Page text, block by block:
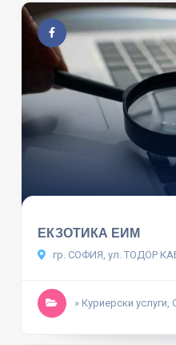
ЕКЗОТИКА ЕИМ
гр. СОФИЯ, ул. ТОДОР
» Куриерски